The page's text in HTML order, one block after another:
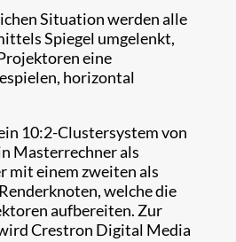
Situation werden alle
Spiegel umgelenkt,
eine
horizontal
10:2-Clustersystem von
Masterrechner als
mit einem zweiten als
welche die
aufbereiten. Zur
Crestron Digital Media